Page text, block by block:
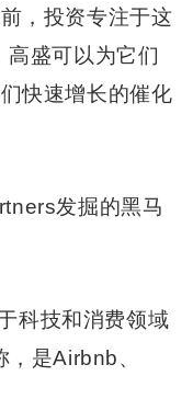
，投资专注于这
盛可以为它们
快速增长的催化
发掘的黑马
科技和消费领域
是Airbnb、